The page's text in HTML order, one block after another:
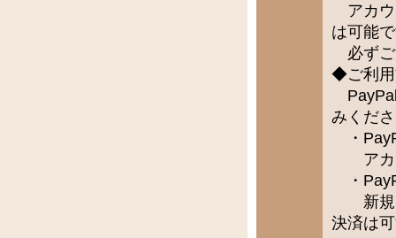
アカウ
は可能
必ずご
◆ご利
PayPal
みくだ
・
アカウ
・
新規で
決済は